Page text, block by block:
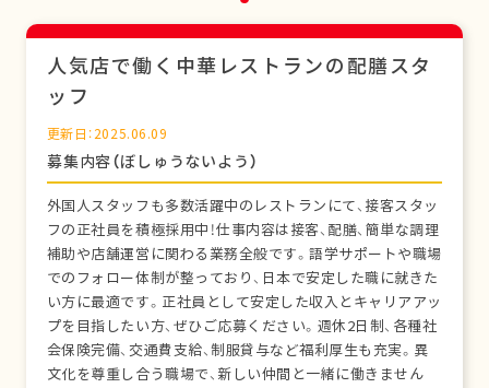
人気店で働く中華レストランの配膳スタ
ッフ
更新日：2025.06.09
募集内容（ぼしゅうないよう）
外国人スタッフも多数活躍中のレストランにて、接客スタッ
フの正社員を積極採用中！仕事内容は接客、配膳、簡単な調理
補助や店舗運営に関わる業務全般です。語学サポートや職場
でのフォロー体制が整っており、日本で安定した職に就きた
い方に最適です。正社員として安定した収入とキャリアアッ
プを目指したい方、ぜひご応募ください。週休2日制、各種社
会保険完備、交通費支給、制服貸与など福利厚生も充実。異
文化を尊重し合う職場で、新しい仲間と一緒に働きません